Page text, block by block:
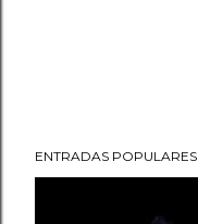
ENTRADAS POPULARES